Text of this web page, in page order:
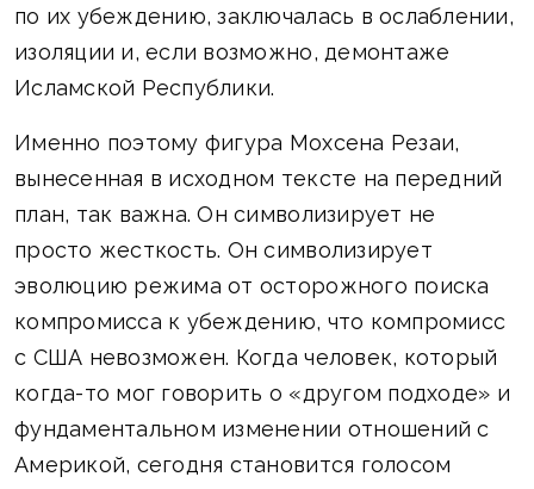
по их убеждению, заключалась в ослаблении,
изоляции и, если возможно, демонтаже
Исламской Республики.
Именно поэтому фигура Мохсена Резаи,
вынесенная в исходном тексте на передний
план, так важна. Он символизирует не
просто жесткость. Он символизирует
эволюцию режима от осторожного поиска
компромисса к убеждению, что компромисс
с США невозможен. Когда человек, который
когда-то мог говорить о «другом подходе» и
фундаментальном изменении отношений с
Америкой, сегодня становится голосом